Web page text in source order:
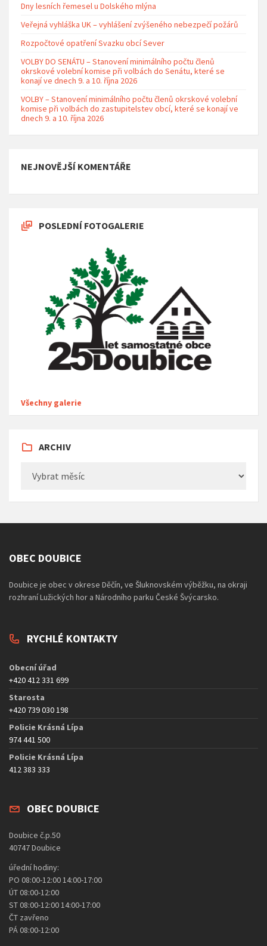
Dny lesních řemesel u Dolského mlýna
Veřejná vyhláška UK – vyhlášení zvýšeného nebezpečí požárů
Rozpočtové opatření Svazku obcí Sever
VOLBY DO SENÁTU – Stanovení minimálního počtu členů
okrskové volební komise při volbách do Senátu, které se
konají ve dnech 9. a 10. října 2026
VOLBY – Stanovení minimálního počtu členů okrskové volební
komise při volbách do zastupitelstev obcí, které se konají ve
dnech 9. a 10. října 2026
NEJNOVĚJŠÍ KOMENTÁŘE
POSLEDNÍ FOTOGALERIE
Všechny galerie
ARCHIV
OBEC DOUBICE
Doubice je obec v okrese Děčín, ve Šluknovském výběžku, na okraji
rozhraní Lužických hor a Národního parku České Švýcarsko.
RYCHLÉ KONTAKTY
Obecní úřad
+420 412 331 699
Starosta
+420 739 030 198
Policie Krásná Lípa
974 441 500
Policie Krásná Lípa
412 383 333
OBEC DOUBICE
Doubice č.p.50
40747 Doubice
úřední hodiny:
PO 08:00-12:00 14:00-17:00
ÚT 08:00-12:00
ST 08:00-12:00 14:00-17:00
ČT zavřeno
PÁ 08:00-12:00